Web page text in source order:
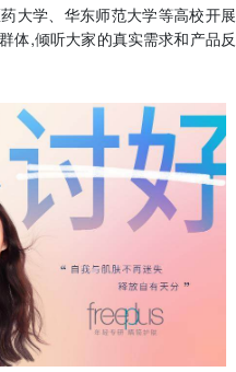
大学、华东师范大学等高校开展
体,倾听大家的真实需求和产品反